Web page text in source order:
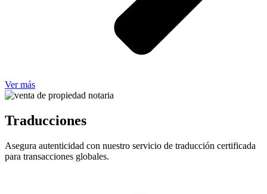
Ver más
Traducciones
Asegura autenticidad con nuestro servicio de traducción certificada
para transacciones globales.